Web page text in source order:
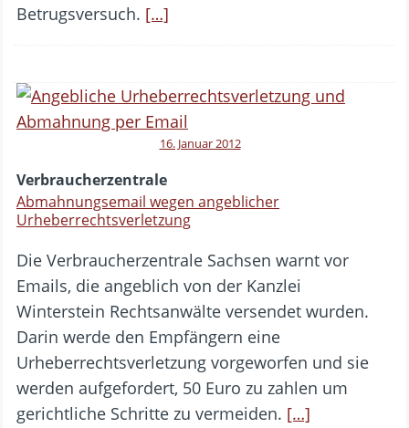
Betrugsversuch. […]
16. Januar 2012
Verbraucherzentrale
Abmahnungsemail wegen angeblicher
Urheberrechtsverletzung
Die Verbraucherzentrale Sachsen warnt vor
Emails, die angeblich von der Kanzlei
Winterstein Rechtsanwälte versendet wurden.
Darin werde den Empfängern eine
Urheberrechtsverletzung vorgeworfen und sie
werden aufgefordert, 50 Euro zu zahlen um
gerichtliche Schritte zu vermeiden. […]